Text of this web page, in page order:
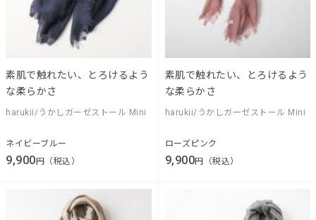
素肌で触れたい、とろけるよう
な柔らかさ
harukii/うかしガーゼストール Mini
ネイビーブルー
9,900 円（税込）
素肌で触れたい、とろけるよう
な柔らかさ
harukii/うかしガーゼストール Mini
ローズピンク
9,900円（税込）